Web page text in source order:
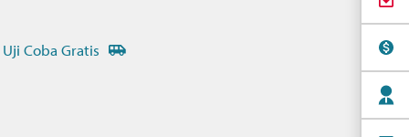
Coba Gratis